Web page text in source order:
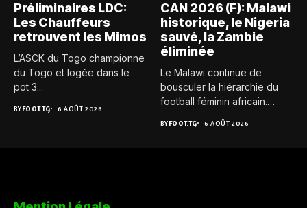
Préliminaires LDC:
Les Chauffeurs
retrouvent les Mimos
L’ASCK du Togo championne
du Togo et logée dans le
pot 3...
BYFOOT.TG 6 AOÛT 2026
CAN 2026 (F): Malawi
historique, le Nigeria
sauvé, la Zambie
éliminée
Le Malawi continue de
bousculer la hiérarchie du
football féminin africain.
BYFOOT.TG 6 AOÛT 2026